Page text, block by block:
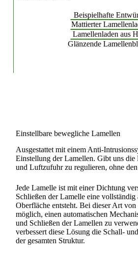
Beispielhafte
Mattierter
Lamellenladen aus
Glänzende
Einstellbare bewegliche Lamellen
Ausgestattet mit einem Anti-
Einstellung der Lamellen. Gibt uns
und Luftzufuhr zu regulieren, ohne
Jede Lamelle ist mit einer Dichtung
Schließen der Lamelle eine vollständig
Oberfläche entsteht. Bei dieser Art von
möglich, einen automatischen
und Schließen der Lamellen zu
verbessert diese Lösung die Schall-
der gesamten Struktur.